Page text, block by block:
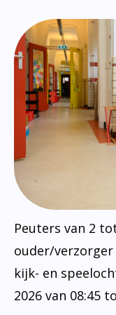
Peuters van 2
ouder/
kijk- en
2026 van 08:45